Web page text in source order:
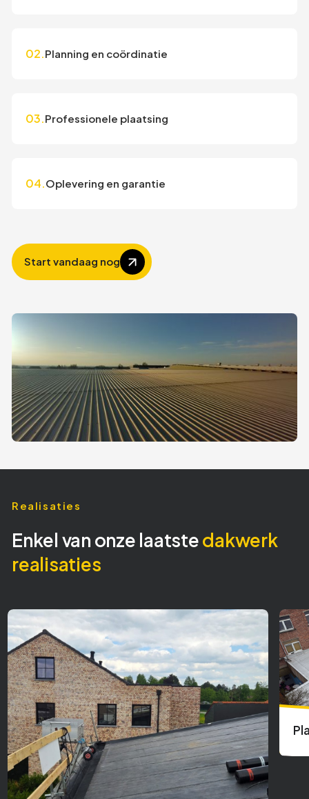
02.Planning en coördinatie
03.Professionele plaatsing
04.Oplevering en garantie
Start vandaag nog
Realisaties
Enkel van onze laatstedakwerk
realisaties